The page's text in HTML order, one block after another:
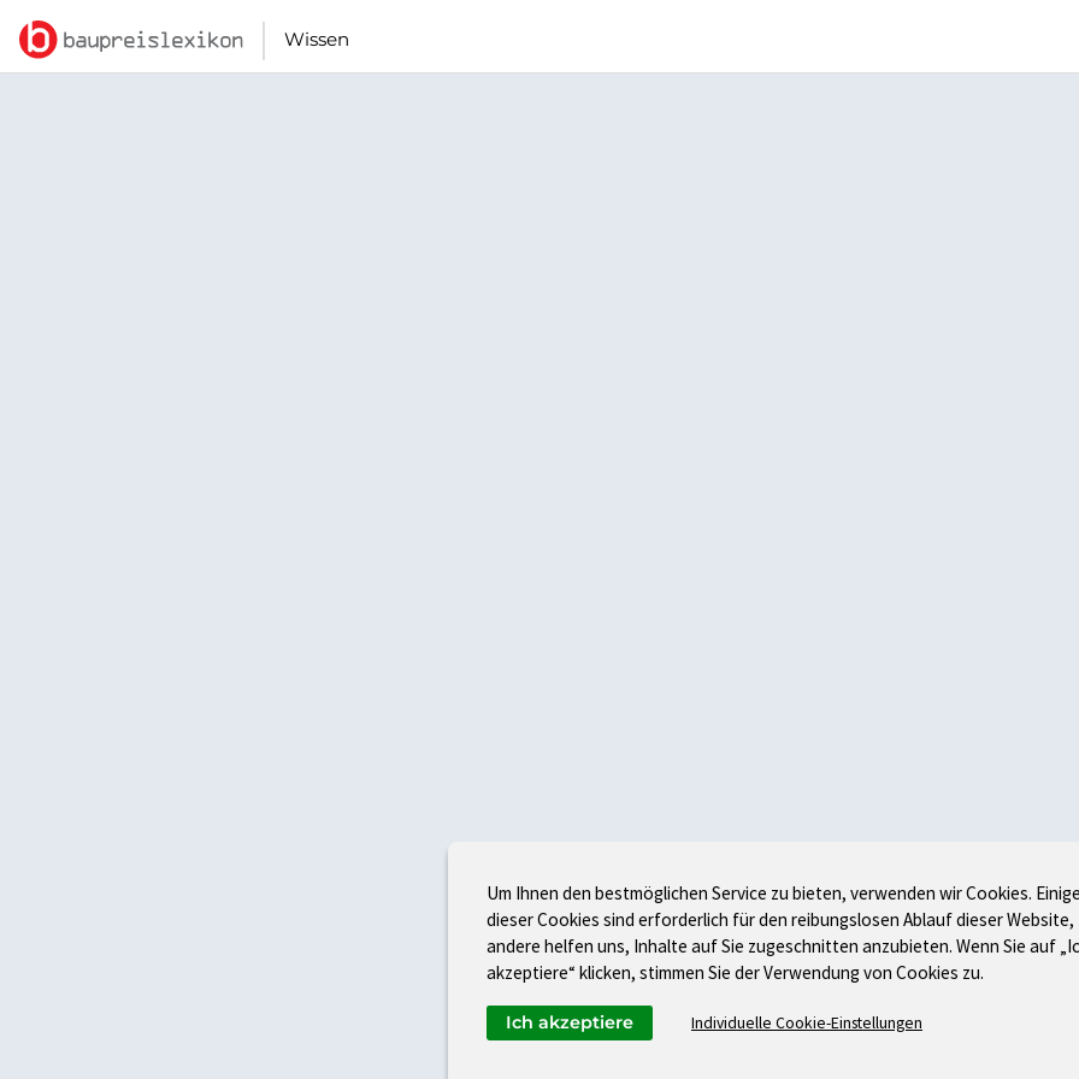
Wissen
Um Ihnen den bestmöglichen Service zu bieten, verwenden wir Cookies.
dieser Cookies sind erforderlich für den reibungslosen Ablauf dieser Website,
andere helfen uns, Inhalte auf Sie zugeschnitten anzubieten. Wenn Sie auf
akzeptiere“ klicken, stimmen Sie der Verwendung von Cookies zu.
Individuelle Cookie-Einstellungen
Ich akzeptiere